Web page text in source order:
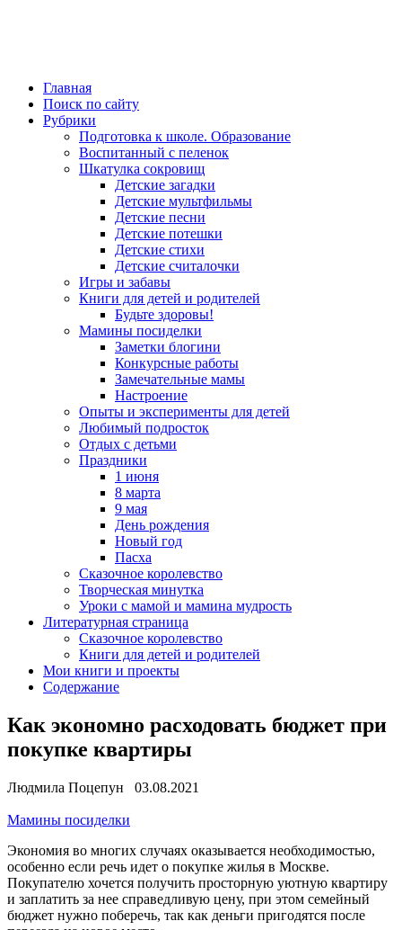
Главная
Поиск по сайту
Рубрики
Подготовка к школе. Образование
Воспитанный с пеленок
Шкатулка сокровищ
Детские загадки
Детские мультфильмы
Детские песни
Детские потешки
Детские стихи
Детские считалочки
Игры и забавы
Книги для детей и родителей
Будьте здоровы!
Мамины посиделки
Заметки блогини
Конкурсные работы
Замечательные мамы
Настроение
Опыты и эксперименты для детей
Любимый подросток
Отдых с детьми
Праздники
1 июня
8 марта
9 мая
День рождения
Новый год
Пасха
Сказочное королевство
Творческая минутка
Уроки с мамой и мамина мудрость
Литературная страница
Сказочное королевство
Книги для детей и родителей
Мои книги и проекты
Содержание
Как экономно расходовать бюджет при
покупке квартиры
Людмила Поцепун 03.08.2021
Мамины посиделки
Экономия во многих случаях оказывается необходимостью,
особенно если речь идет о покупке жилья в Москве.
Покупателю хочется получить просторную уютную квартиру
и заплатить за нее справедливую цену, при этом семейный
бюджет нужно поберечь, так как деньги пригодятся после